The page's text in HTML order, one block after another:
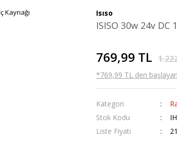
Isıso
ISISO 30w 24v DC
769,99 TL
*769,99 TL den
Kategori
Stok Kodu
Liste Fiyatı